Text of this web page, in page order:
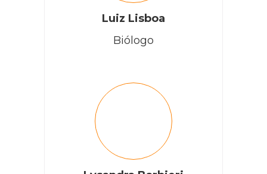
Luiz Lisboa
Biólogo